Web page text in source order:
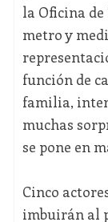
la Oficina
metro y
función de
familia,
muchas
se pone en
Cinco
imbuirán al